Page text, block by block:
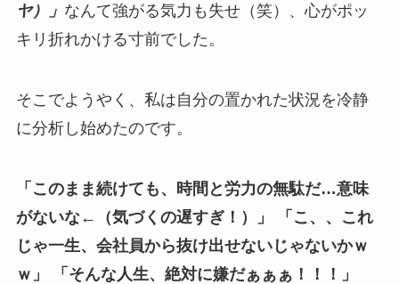
ヤ）」 なんて強がる気力も失せ（笑）、心がポッ
キリ折れかける寸前でした。
そこでようやく、私は自分の置かれた状況を冷静
に分析し始めたのです。
「このまま続けても、時間と労力の無駄だ…意味
がないな←（気づくの遅すぎ！）」
「こ、、これ
じゃ一生、会社員から抜け出せないじゃないかｗ
ｗ」
「そんな人生、絶対に嫌だぁぁぁ！！！」